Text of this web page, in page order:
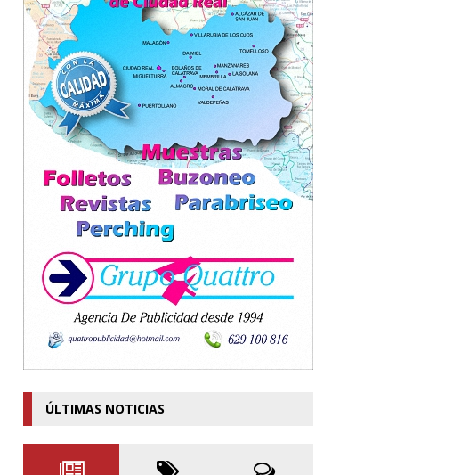
ÚLTIMAS NOTICIAS